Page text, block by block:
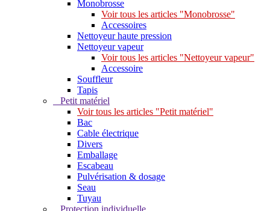
Monobrosse
Voir tous les articles "Monobrosse"
Accessoires
Nettoyeur haute pression
Nettoyeur vapeur
Voir tous les articles "Nettoyeur vapeur"
Accessoire
Souffleur
Tapis
Petit matériel
Voir tous les articles "Petit matériel"
Bac
Cable électrique
Divers
Emballage
Escabeau
Pulvérisation & dosage
Seau
Tuyau
Protection individuelle